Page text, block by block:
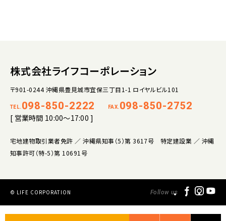
株式会社ライフコーポレーション
〒901-0244 沖縄県豊見城市宜保三丁目1-1 ロイヤルビル101
TEL. 098-850-2222 FAX. 098-850-2752
[ 営業時間 10:00～17:00 ]
宅地建物取引業者免許 ／ 沖縄県知事（5）第 3617号 特定建設業 ／ 沖縄
知事許可（特-5）第 10691号
© LIFE CORPORATION Follow us